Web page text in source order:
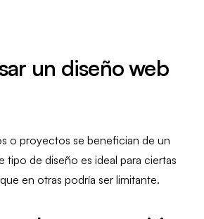
un diseño web
o proyectos se benefician de un
tipo de diseño es ideal para ciertas
en otras podría ser limitante.